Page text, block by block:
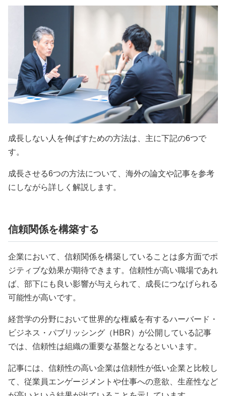
成長しない人を伸ばすための方法は、主に下記の6つで
す。
成長させる6つの方法について、海外の論文や記事を参考
にしながら詳しく解説します。
信頼関係を構築する
企業において、信頼関係を構築していることは多方面でポ
ジティブな効果が期待できます。信頼性が高い職場であれ
ば、部下にも良い影響が与えられて、成長につなげられる
可能性が高いです。
経営学の分野において世界的な権威を有するハーバード・
ビジネス・パブリッシング（HBR）が公開している記事
では、信頼性は組織の重要な基盤となるといいます。
記事には、信頼性の高い企業は信頼性が低い企業と比較し
て、従業員エンゲージメントや仕事への意欲、生産性など